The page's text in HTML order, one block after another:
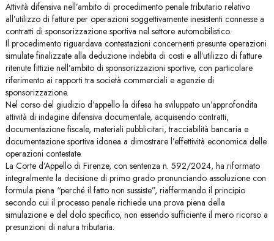
Attività difensiva nell’ambito di procedimento penale tributario relativo
all’utilizzo di fatture per operazioni soggettivamente inesistenti connesse a
contratti di sponsorizzazione sportiva nel settore automobilistico.
Il procedimento riguardava contestazioni concernenti presunte operazioni
simulate finalizzate alla deduzione indebita di costi e all’utilizzo di fatture
ritenute fittizie nell’ambito di sponsorizzazioni sportive, con particolare
riferimento ai rapporti tra società commerciali e agenzie di
sponsorizzazione.
Nel corso del giudizio d’appello la difesa ha sviluppato un’approfondita
attività di indagine difensiva documentale, acquisendo contratti,
documentazione fiscale, materiali pubblicitari, tracciabilità bancaria e
documentazione sportiva idonea a dimostrare l’effettività economica delle
operazioni contestate.
La Corte d’Appello di Firenze, con sentenza n. 592/2024, ha riformato
integralmente la decisione di primo grado pronunciando assoluzione con
formula piena “perché il fatto non sussiste”, riaffermando il principio
secondo cui il processo penale richiede una prova piena della
simulazione e del dolo specifico, non essendo sufficiente il mero ricorso a
presunzioni di natura tributaria.